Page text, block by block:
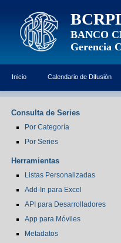
BANCO
Gerencia
Inicio Calendario de Difusión
Consulta de Series
Por Categoría
Por Series
Herramientas
Listas Personalizadas
Add-In para Excel
API para Desarrolladores
App para Móviles
Metadatos